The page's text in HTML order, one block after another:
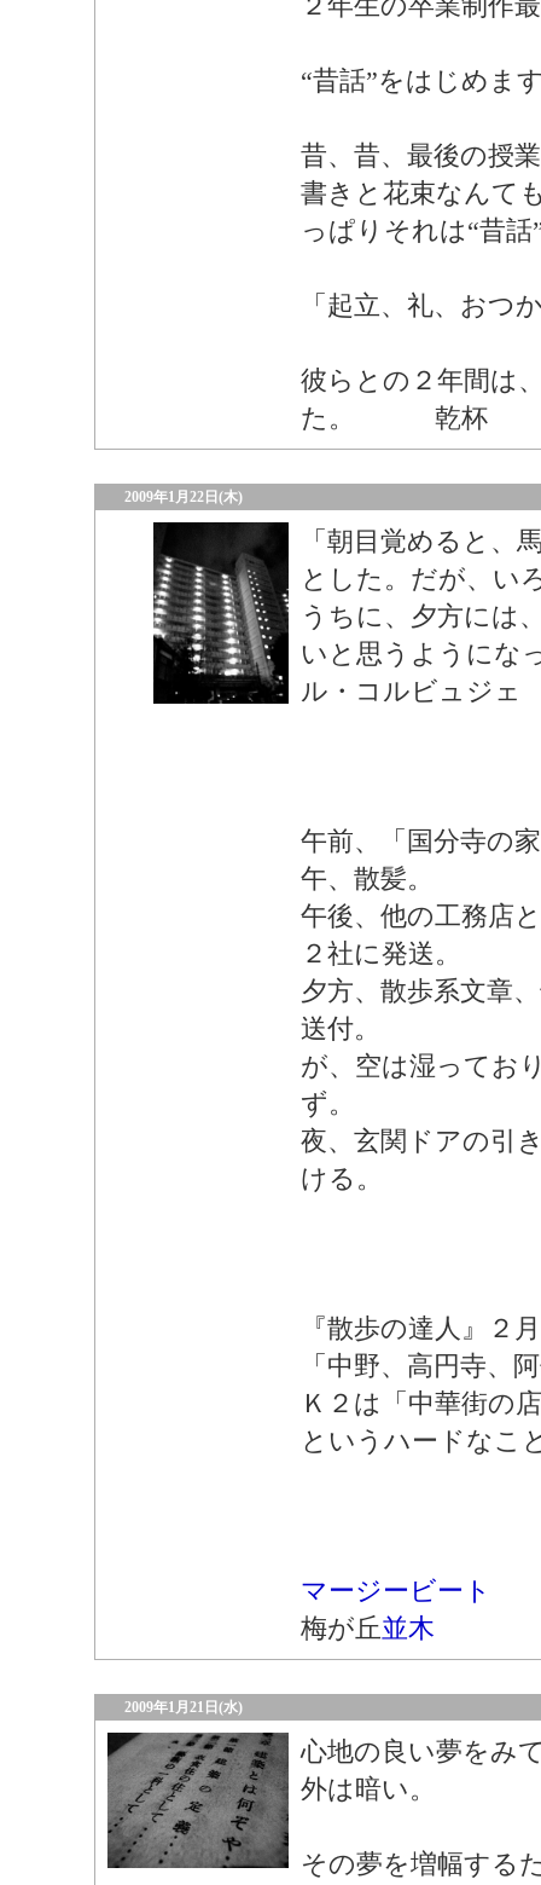
“昔話”をはじめま
昔、昔、最後の授
書きと花束なんて
っぱりそれは“昔
「起立、礼、おつ
彼らとの２年間は
た。 乾杯
2009年1月22日(木)
「朝目覚めると、
とした。だが、い
うちに、夕方には
いと思うようにな
ル・コルビュジェ
午前、「国分寺の
午、散髪。
午後、他の工務店
２社に発送。
夕方、散歩系文章
送付。
が、空は湿ってお
ず。
夜、玄関ドアの引
ける。
『散歩の達人』２
「中野、高円寺、
Ｋ２は「中華街の
というハードなこ
マージービート
梅が丘並木
2009年1月21日(水)
心地の良い夢をみ
外は暗い。
その夢を増幅する